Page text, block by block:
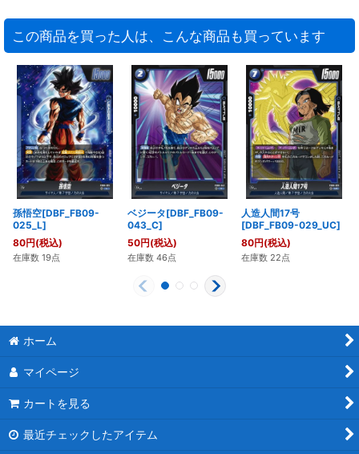
この商品を買った人は、こんな商品も買っています
孫悟空[DBF_FB09-
025_L]
80円(税込)
在庫数 19点
ベジータ[DBF_FB09-
043_C]
50円(税込)
在庫数 46点
人造人間17号
[DBF_FB09-029_UC]
80円(税込)
在庫数 22点
ホーム
マイページ
カートを見る
最近チェックしたアイテム